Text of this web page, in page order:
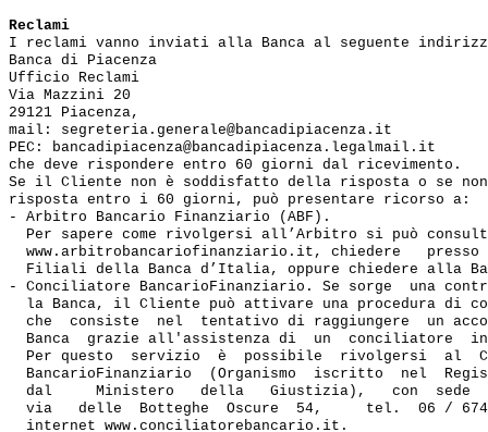
Reclami
I reclami vanno inviati alla Banca al seguente
Banca di Piacenza
Ufficio Reclami
Via Mazzini 20
29121 Piacenza,
mail: segreteria.generale@bancadipiacenza.it
PEC: bancadipiacenza@bancadipiacenza.legalmail.it
che deve rispondere entro 60 giorni dal ricevimento.
Se il Cliente non è soddisfatto della risposta o se
risposta entro i 60 giorni, può presentare ricorso a:
- Arbitro Bancario Finanziario (ABF).
Per sapere come rivolgersi all’Arbitro si può
www.arbitrobancariofinanziario.it, chiedere   presso
Filiali della Banca d’Italia, oppure chiedere alla
- Conciliatore BancarioFinanziario. Se sorge  una
la Banca, il Cliente può attivare una procedura di
che  consiste  nel  tentativo di raggiungere  un
Banca  grazie all'assistenza di  un  conciliatore
Per questo  servizio  è  possibile  rivolgersi  al
BancarioFinanziario  (Organismo  iscritto  nel
dal     Ministero   della   Giustizia),   con  sede
via   delle  Botteghe  Oscure  54,     tel.  06 /